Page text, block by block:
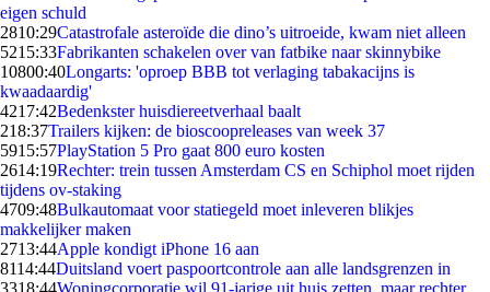
eigen schuld
2810:29Catastrofale asteroïde die dino’s uitroeide, kwam niet alleen
5215:33Fabrikanten schakelen over van fatbike naar skinnybike
10800:40Longarts: 'oproep BBB tot verlaging tabakacijns is
kwaadaardig'
4217:42Bedenkster huisdiereetverhaal baalt
218:37Trailers kijken: de bioscoopreleases van week 37
5915:57PlayStation 5 Pro gaat 800 euro kosten
2614:19Rechter: trein tussen Amsterdam CS en Schiphol moet rijden
tijdens ov-staking
4709:48Bulkautomaat voor statiegeld moet inleveren blikjes
makkelijker maken
2713:44Apple kondigt iPhone 16 aan
8114:44Duitsland voert paspoortcontrole aan alle landsgrenzen in
3318:44Woningcorporatie wil 91-jarige uit huis zetten, maar rechter